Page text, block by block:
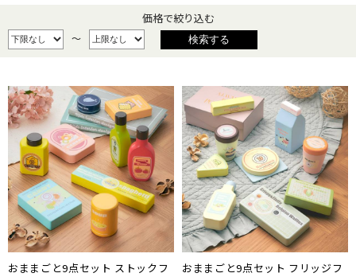
キッズ・ベビー用チェア
ベビーシューズ キッズベッド
ベビージム ベビーサークル・ゲート
価格で絞り込む
～
おままごと9点セット ストックフ
おままごと9点セット フリッジフ